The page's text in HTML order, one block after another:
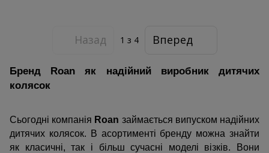
Назад 1 з 4 Вперед
Бренд Roan як надійний виробник дитячих
колясок
Сьогодні компанія Roan займається випуском надійних
дитячих колясок. В асортименті бренду можна знайти
як класичні, так і більш сучасні моделі візків. Вони